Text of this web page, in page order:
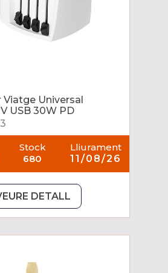
Universal
USB 30W PD
Stock
680
Lliurament
11/08/26
DETALL